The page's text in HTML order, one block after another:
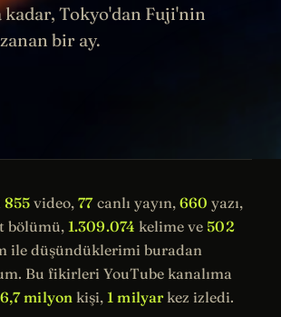
Tokyo'dan Fuji'nin
bir ay.
855 video,77canlı yayın, 660 yazı,
bölümü, 1.309.074 kelime ve 502
ile düşündüklerimi buradan
Bu fikirleri YouTube kanalıma
6,7 milyon kişi, 1 milyarkez izledi.